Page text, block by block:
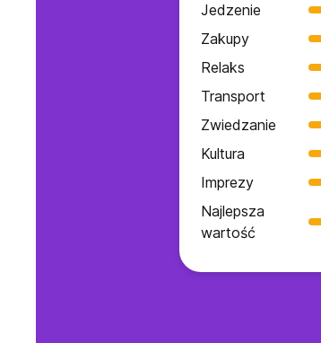
Jedzenie
Zakupy
Relaks
Transport
Zwiedzanie
Kultura
Imprezy
Najlepsza
wartość